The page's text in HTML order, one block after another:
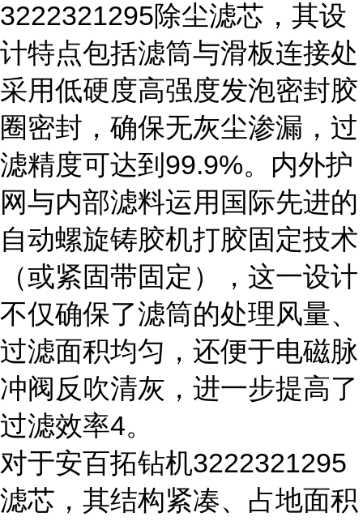
3222321295除尘滤芯，其设
计特点包括滤筒与滑板连接处
采用低硬度高强度发泡密封胶
圈密封，确保无灰尘渗漏，过
滤精度可达到99.9%。内外护
网与内部滤料运用国际先进的
自动螺旋铸胶机打胶固定技术
（或紧固带固定），这一设计
不仅确保了滤筒的处理风量、
过滤面积均匀，还便于电磁脉
冲阀反吹清灰，进一步提高了
过滤效率4。
对于安百拓钻机3222321295
滤芯，其结构紧凑、占地面积